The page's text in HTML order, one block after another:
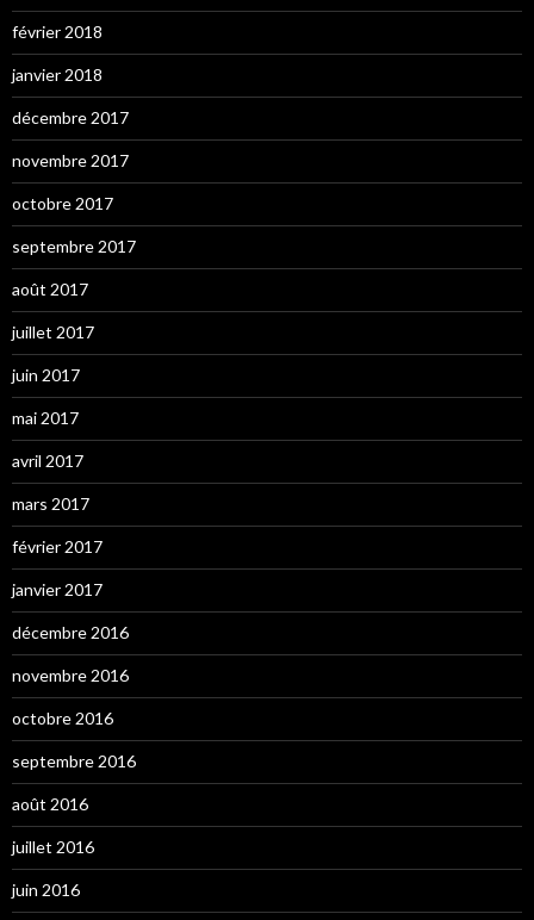
février 2018
janvier 2018
décembre 2017
novembre 2017
octobre 2017
septembre 2017
août 2017
juillet 2017
juin 2017
mai 2017
avril 2017
mars 2017
février 2017
janvier 2017
décembre 2016
novembre 2016
octobre 2016
septembre 2016
août 2016
juillet 2016
juin 2016